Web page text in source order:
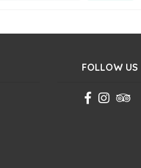
FOLLOW US